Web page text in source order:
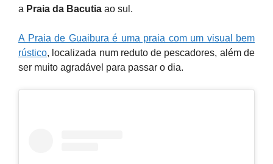
a Praia da Bacutia ao sul.
A Praia de Guaibura é uma praia com um visual bem
rústico, localizada num reduto de pescadores, além de
ser muito agradável para passar o dia.